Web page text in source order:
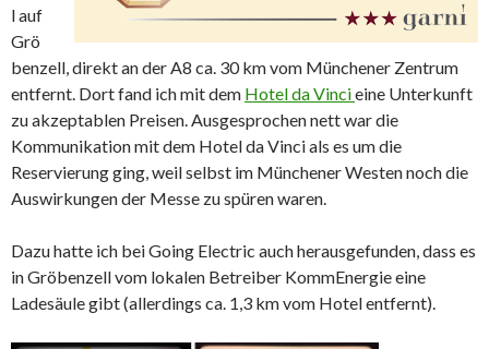
l auf
Grö
benzell, direkt an der A8 ca. 30 km vom Münchener Zentrum
entfernt. Dort fand ich mit dem Hotel da Vincieine Unterkunft
zu akzeptablen Preisen. Ausgesprochen nett war die
Kommunikation mit dem Hotel da Vinci als es um die
Reservierung ging, weil selbst im Münchener Westen noch die
Auswirkungen der Messe zu spüren waren.
Dazu hatte ich bei Going Electric auch herausgefunden, dass es
in Gröbenzell vom lokalen Betreiber KommEnergie eine
Ladesäule gibt (allerdings ca. 1,3 km vom Hotel entfernt).